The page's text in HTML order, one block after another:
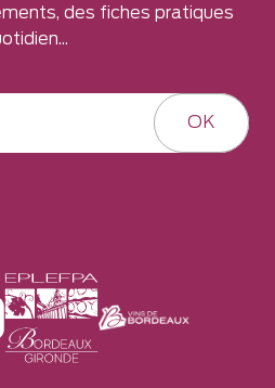
des fiches pratiques
OK